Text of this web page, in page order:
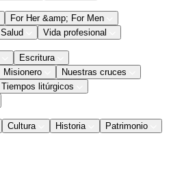
For Her &amp; For Men
Salud Vida profesional
Escritura
Misionero
Nuestras cruces
Tiempos litúrgicos
Cultura Historia
Patrimonio